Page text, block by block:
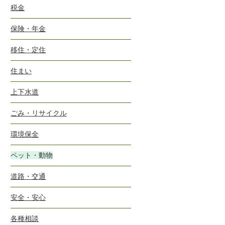
税金
保険・年金
移住・定住
住まい
上下水道
ごみ・リサイクル
環境保全
ペット・動物
道路・交通
安全・安心
各種相談